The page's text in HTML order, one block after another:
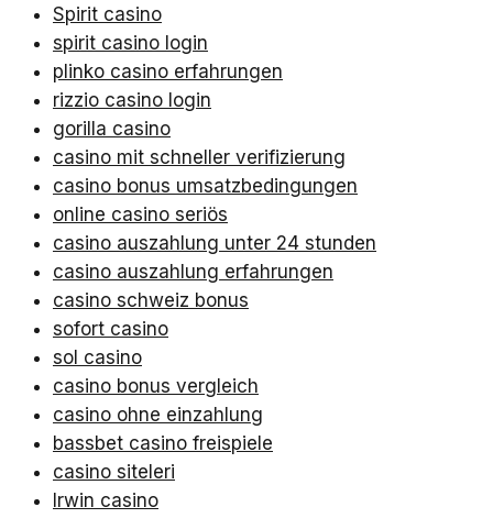
Spirit casino
spirit casino login
plinko casino erfahrungen
rizzio casino login
gorilla casino
casino mit schneller verifizierung
casino bonus umsatzbedingungen
online casino seriös
casino auszahlung unter 24 stunden
casino auszahlung erfahrungen
casino schweiz bonus
sofort casino
sol casino
casino bonus vergleich
casino ohne einzahlung
bassbet casino freispiele
casino siteleri
Irwin casino